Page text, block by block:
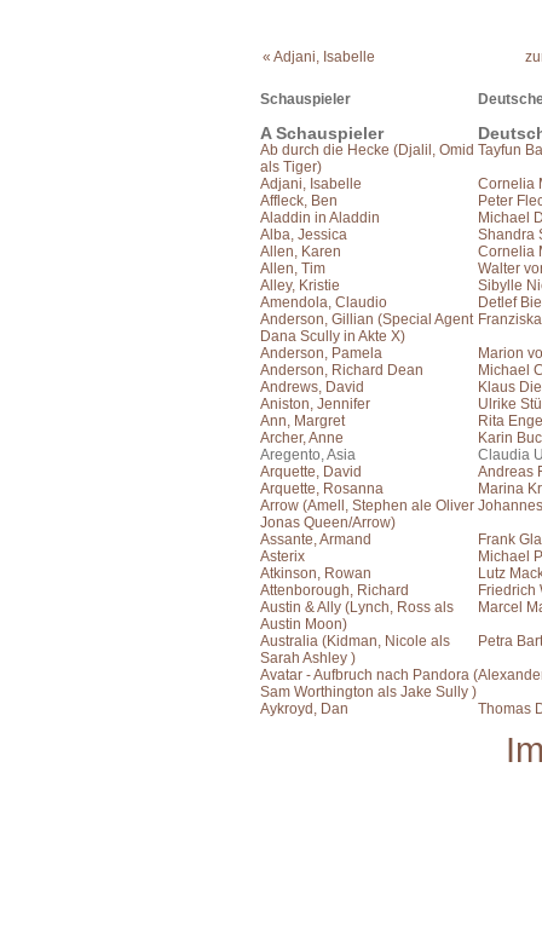
« Adjani, Isabelle
Schauspieler
A Schauspieler
Ab durch die Hecke (Djalil, Omid
als Tiger)
Tayfun
Adjani, Isabelle
Cornelia
Affleck, Ben
Peter
Aladdin in Aladdin
Michael
Alba, Jessica
Shandra
Allen, Karen
Cornelia
Allen, Tim
Walter
Alley, Kristie
Sibylle
Amendola, Claudio
Detlef
Anderson, Gillian (Special Agent
Dana Scully in Akte X)
Anderson, Pamela
Marion
Anderson, Richard Dean
Michael
Andrews, David
Klaus
Aniston, Jennifer
Ulrike
Ann, Margret
Rita
Archer, Anne
Karin
Aregento, Asia
Claudia
Arquette, David
Andreas
Arquette, Rosanna
Marina
Arrow (Amell, Stephen ale Oliver
Jonas Queen/Arrow)
Assante, Armand
Frank
Asterix
Michael
Atkinson, Rowan
Lutz
Attenborough, Richard
Friedrich
Austin & Ally (Lynch, Ross als
Austin Moon)
Marcel
Australia (Kidman, Nicole als
Sarah Ashley )
Petra
Avatar - Aufbruch nach Pandora (
Sam Worthington als Jake Sully )
Aykroyd, Dan
Thomas